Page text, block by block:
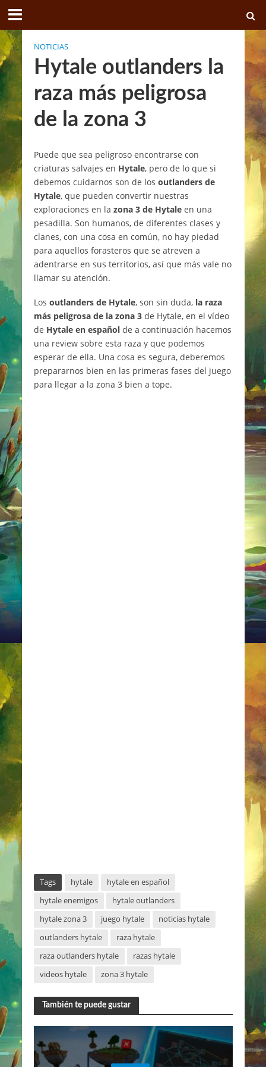
NOTICIAS
Hytale outlanders la
raza más peligrosa
de la zona 3
Puede que sea peligroso encontrarse con
criaturas salvajes en Hytale, pero de lo que si
debemos cuidarnos son de los outlanders de
Hytale, que pueden convertir nuestras
exploraciones en la zona 3 de Hytaleen una
pesadilla. Son humanos, de diferentes clases y
clanes, con una cosa en común, no hay piedad
para aquellos forasteros que se atreven a
adentrarse en sus territorios, así que más vale no
llamar su atención.
Los outlanders de Hytale, son sin duda, la raza
más peligrosa de la zona 3de Hytale, en el vídeo
de Hytale en españolde a continuación hacemos
una review sobre esta raza y que podemos
esperar de ella. Una cosa es segura, deberemos
prepararnos bien en las primeras fases del juego
para llegar a la zona 3 bien a tope.
Tags hytale
hytale en español
hytale enemigos
hytale outlanders
hytale zona 3
juego hytale
noticias hytale
outlanders hytale
raza hytale
raza outlanders hytale
razas hytale
videos hytale
zona 3 hytale
También te puede gustar